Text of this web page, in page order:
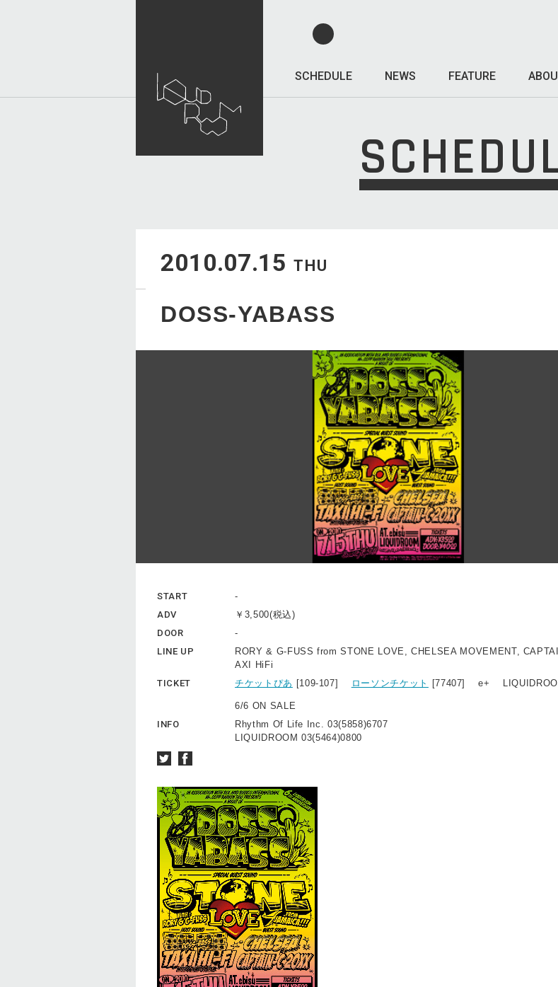
SCHEDULE NEWS FEATURE
2010.07.15 THU
DOSS-YABASS
START
-
ADV
￥3,500(税込)
DOOR
-
LINE UP
RORY & G-FUSS from STONE LOVE, CHELSEA MOVEMENT,
AXI HiFi
TICKET
チケットぴあ [109-107] ローソンチケット [77407] e+
6/6 ON SALE
INFO
Rhythm Of Life Inc. 03(5858)6707
LIQUIDROOM 03(5464)0800